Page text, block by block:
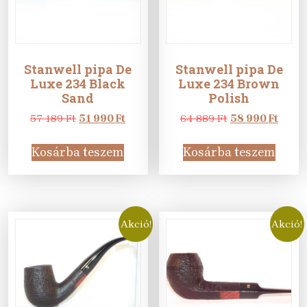
Stanwell pipa De
Luxe 234 Black
Sand
57 189Ft Original
was:
57
189 Ft.
51 990FtCurrent
990 Ft.
Kosárba teszem
Stanwell pipa De
Luxe 234 Brown
Polish
64 889Ft Original
was:
64
889 Ft.
58 990Ft
990
Kosárba teszem
Akció! Akció!